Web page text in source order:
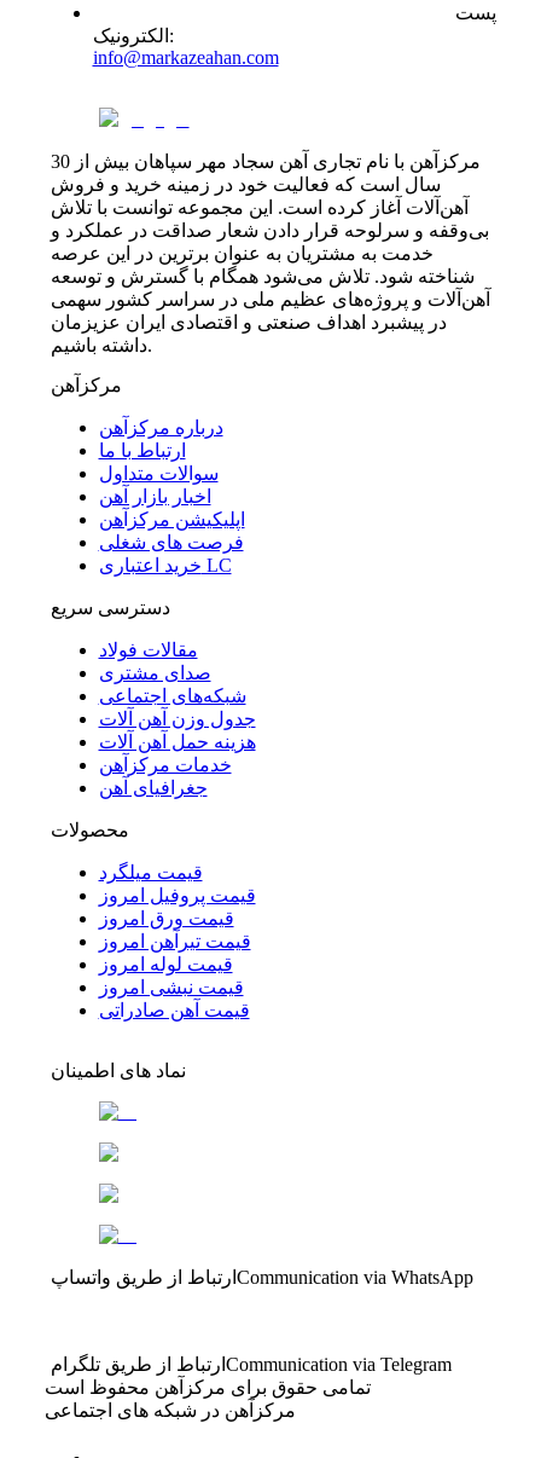
پست
الکترونیک :
info@markazeahan.com
مرکزآهن با نام تجاری آهن سجاد مهر سپاهان بیش از 30
سال است که فعالیت خود در زمینه خرید و فروش
آهن‌آلات آغاز کرده است. این مجموعه توانست با تلاش
بی‌وقفه و سرلوحه قرار دادن شعار صداقت در عملکرد و
خدمت به مشتریان به عنوان برترین در این عرصه
شناخته شود. تلاش می‌شود همگام با گسترش و توسعه
آهن‌آلات و پروژه‌های عظیم ملی در سراسر کشور سهمی
در پیشبرد اهداف صنعتی و اقتصادی ایران عزیزمان
داشته باشیم.
مرکزآهن
درباره مرکزآهن
ارتباط با ما
سوالات متداول
اخبار بازار آهن
اپلیکیشن مرکزآهن
فرصت های شغلی
خرید اعتباری LC
دسترسی سریع
مقالات فولاد
صدای مشتری
شبکه‌های اجتماعی
جدول وزن آهن آلات
هزینه حمل آهن آلات
خدمات مرکزآهن
جغرافیای آهن
محصولات
قیمت میلگرد
قیمت پروفیل امروز
قیمت ورق امروز
قیمت تیرآهن امروز
قیمت لوله امروز
قیمت نبشی امروز
قیمت آهن صادراتی
نماد های اطمینان
ارتباط از طریق واتساپ Communication via WhatsApp
ارتباط از طریق تلگرام Communication via Telegram
تمامی حقوق برای مرکزآهن محفوظ است
مرکزآهن در شبکه های اجتماعی